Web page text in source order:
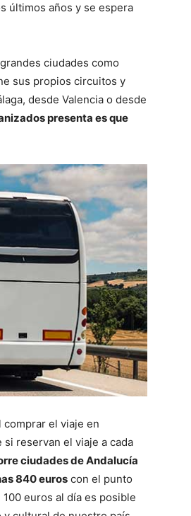
últimos años y se espera
ciudades como
sus propios circuitos y
desde Valencia o desde
presenta es que
el viaje en
reservan el viaje a cada
ciudades de Andalucía
840 euros con el punto
euros al día es posible